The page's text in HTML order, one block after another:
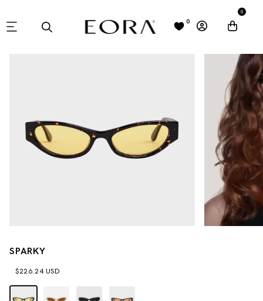
0
0
SPARKY
$226.24 USD